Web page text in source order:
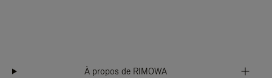
À propos de RIMOWA